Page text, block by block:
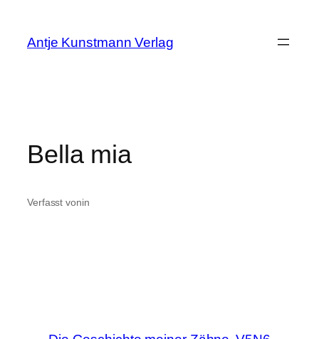
springen
Antje Kunstmann Verlag
Bella mia
Verfasst vonin